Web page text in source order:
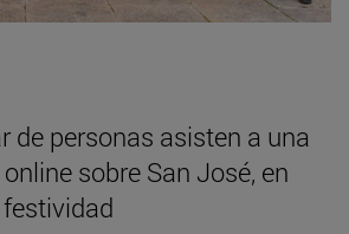
de personas asisten a una
sobre San José, en